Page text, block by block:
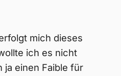
mich dieses
ich es nicht
ja einen Faible für